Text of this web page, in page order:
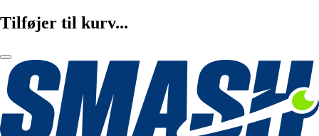
Tilføjer til kurv...